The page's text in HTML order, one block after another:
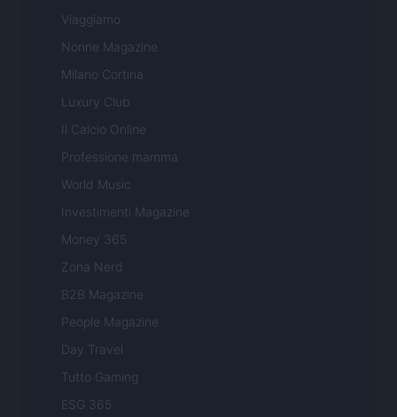
Viaggiamo
Nonne Magazine
Milano Cortina
Luxury Club
Il Calcio Online
Professione mamma
World Music
Investimenti Magazine
Money 365
Zona Nerd
B2B Magazine
People Magazine
Day Travel
Tutto Gaming
ESG 365